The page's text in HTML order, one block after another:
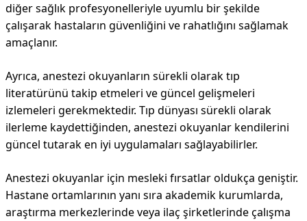
diğer sağlık profesyonelleriyle uyumlu bir şekilde
çalışarak hastaların güvenliğini ve rahatlığını sağlamak
amaçlanır.
Ayrıca, anestezi okuyanların sürekli olarak tıp
literatürünü takip etmeleri ve güncel gelişmeleri
izlemeleri gerekmektedir. Tıp dünyası sürekli olarak
ilerleme kaydettiğinden, anestezi okuyanlar kendilerini
güncel tutarak en iyi uygulamaları sağlayabilirler.
Anestezi okuyanlar için mesleki fırsatlar oldukça geniştir.
Hastane ortamlarının yanı sıra akademik kurumlarda,
araştırma merkezlerinde veya ilaç şirketlerinde çalışma